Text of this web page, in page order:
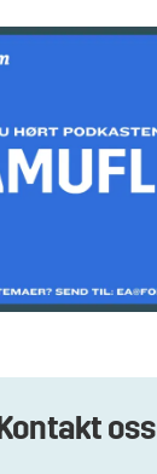
Kontakt oss